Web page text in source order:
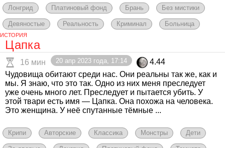
Лонгрид Платиновый фонд Брань Без мистики
Девяностые Реальность Криминал Больница
ИСТОРИЯ
Цапка
16 мин 20 апр 2023 года, 17:14
4.44
Чудовища обитают среди нас. Они реальны так же, как и
мы. Я знаю, что это так. Одно из них меня преследует
уже очень много лет. Преследует и пытается убить. У
этой твари есть имя — Цапка. Она похожа на человека.
Это женщина. У неё спутанные тёмные ...
Крипи Авторские Классика Монстры Дети